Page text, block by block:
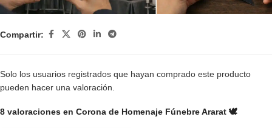
Compartir:
8 valoraciones en Corona de Homenaje Fúnebre Ararat 🕊️
Solo los usuarios registrados que hayan comprado este producto
pueden hacer una valoración.